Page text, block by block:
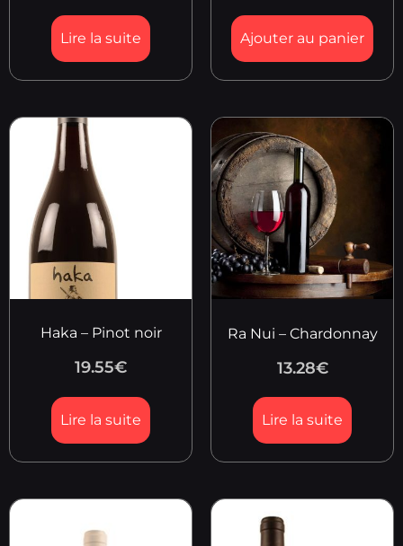
Lire la suite Ajouter au panier
Haka – Pinot noir
19.55€
Lire la suite
Ra Nui – Chardonnay
13.28€
Lire la suite